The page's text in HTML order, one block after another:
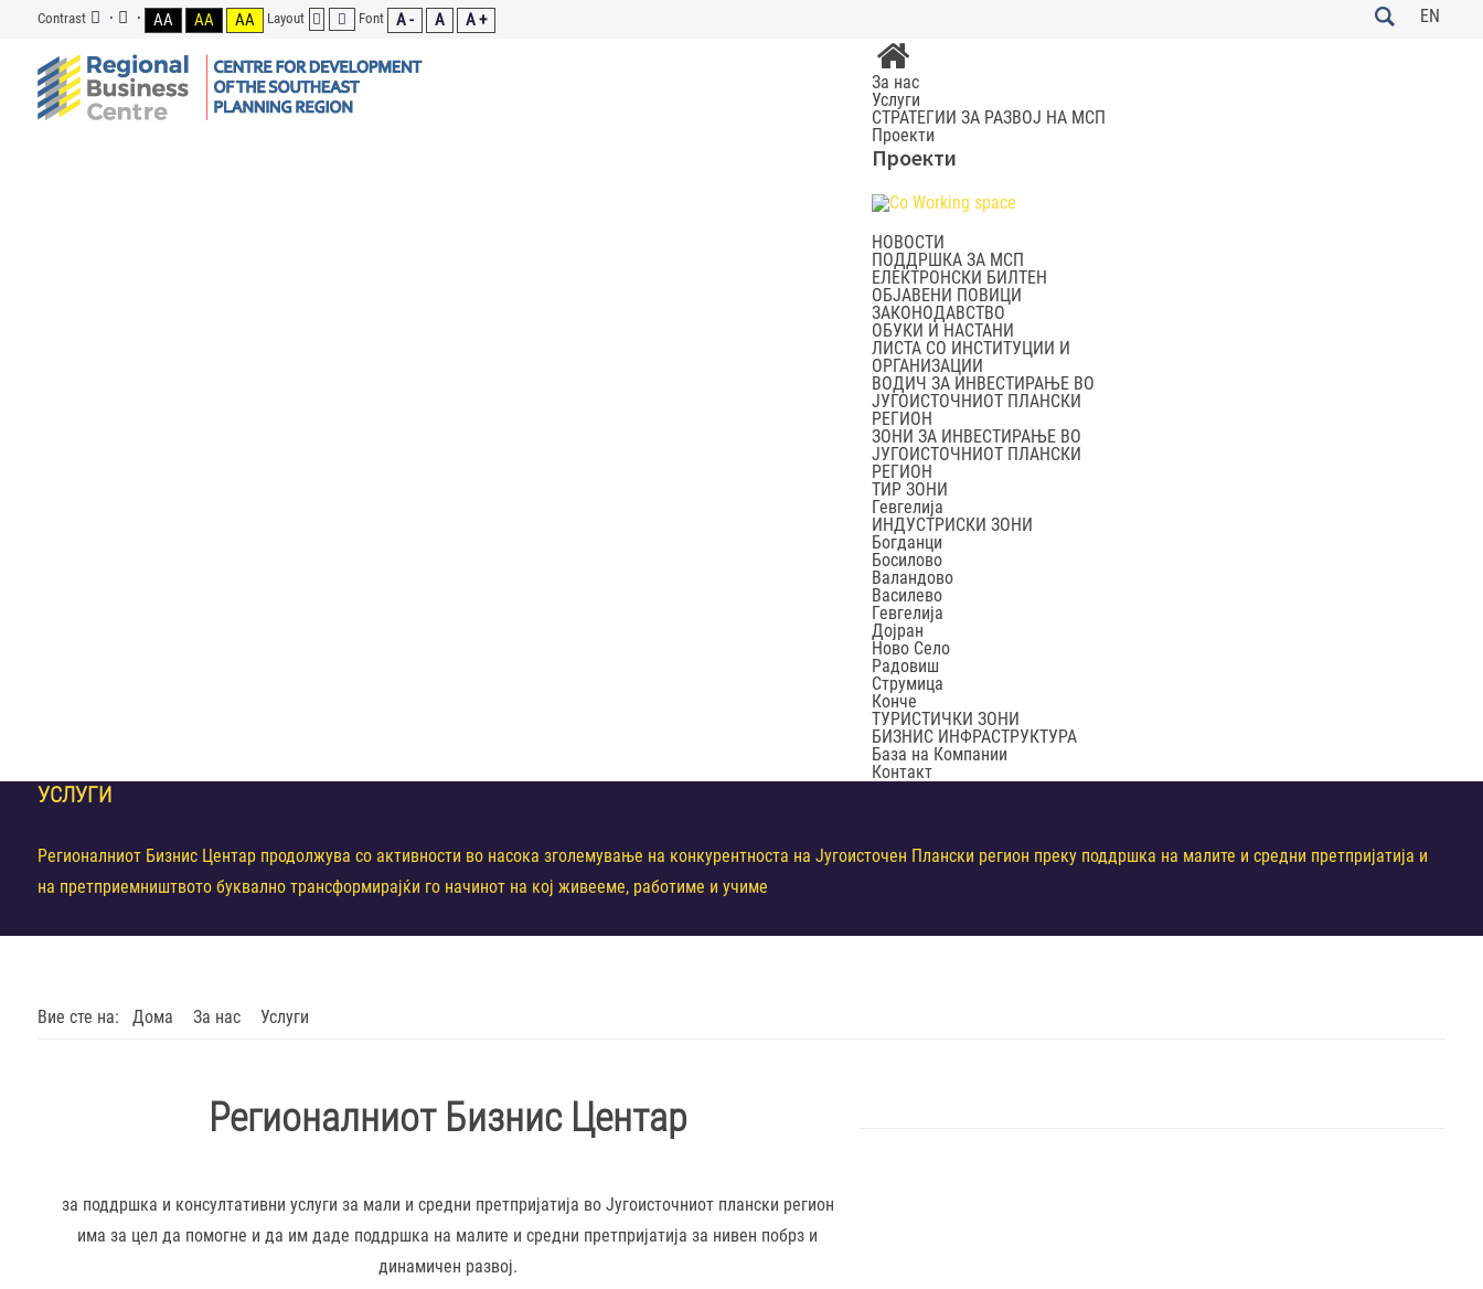
Contrast AA AA AA Layout Font A - A A + EN
За нас
Услуги
СТРАТЕГИИ ЗА РАЗВОЈ НА МСП
Проекти
Проекти
НОВОСТИ
ПОДДРШКА ЗА МСП
ЕЛЕКТРОНСКИ БИЛТЕН
ОБЈАВЕНИ ПОВИЦИ
ЗАКОНОДАВСТВО
ОБУКИ И НАСТАНИ
ЛИСТА СО ИНСТИТУЦИИ И
ОРГАНИЗАЦИИ
ВОДИЧ ЗА ИНВЕСТИРАЊЕ ВО
ЈУГОИСТОЧНИОТ ПЛАНСКИ
РЕГИОН
ЗОНИ ЗА ИНВЕСТИРАЊЕ ВО
ЈУГОИСТОЧНИОТ ПЛАНСКИ
РЕГИОН
ТИР ЗОНИ
Гевгелија
ИНДУСТРИСКИ ЗОНИ
Богданци
Босилово
Валандово
Василево
Гевгелија
Дојран
Ново Село
Радовиш
Струмица
Конче
ТУРИСТИЧКИ ЗОНИ
БИЗНИС ИНФРАСТРУКТУРА
База на Компании
Контакт
УСЛУГИ
Регионалниот Бизнис Центар продолжува со активности во насока зголемување на конкурентноста на Југоисточен Плански регион преку поддршка на малите и средни претпријатија и
на претприемништвото буквално трансформирајќи го начинот на кој живееме, работиме и учиме
Вие сте на: Дома За нас Услуги
Регионалниот Бизнис Центар
за поддршка и консултативни услуги за мали и средни претпријатија во Југоисточниот плански регион
има за цел да помогне и да им даде поддршка на малите и средни претпријатија за нивен побрз и
динамичен развој.